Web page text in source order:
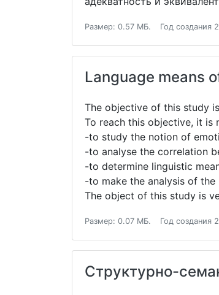
Размер: 0.57 МБ. Год создания
Language means
The objective of this study
To reach this objective, it is
-to study the notion of
-to analyse the correlation
-to determine linguistic
-to make the analysis of the
The object of this study is
Размер: 0.07 МБ. Год создания
Структурно-